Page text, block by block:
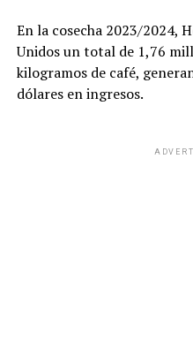
En la cosecha 2023/2024,
Unidos un total de 1,76
kilogramos de café,
dólares en ingresos.